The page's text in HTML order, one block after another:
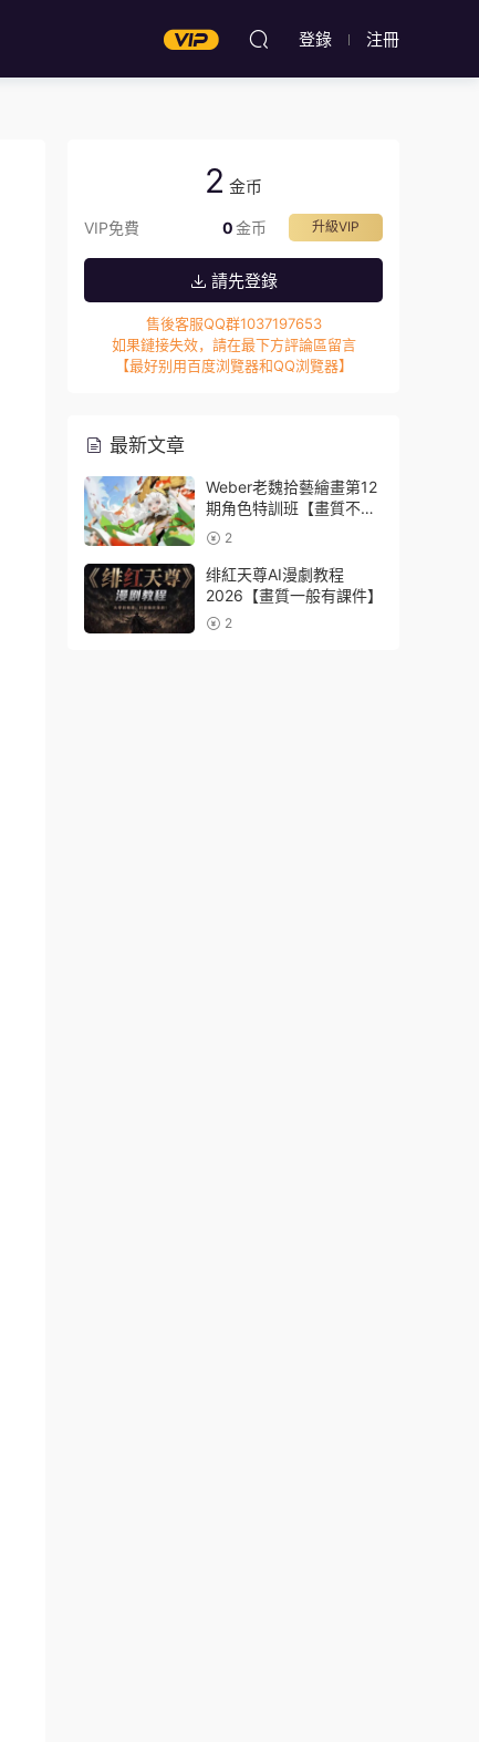
登錄 注冊
2 金币
VIP免費 升級VIP
0金币
請先登錄
售後客服QQ群1037197653
如果鏈接失效，請在最下方評論區留言
【最好别用百度浏覽器和QQ浏覽器】
最新文章
Weber老魏拾藝繪畫第12
期角色特訓班【畫質不錯
隻有視頻】
2
绯紅天尊AI漫劇教程
2026【畫質一般有課件】
2